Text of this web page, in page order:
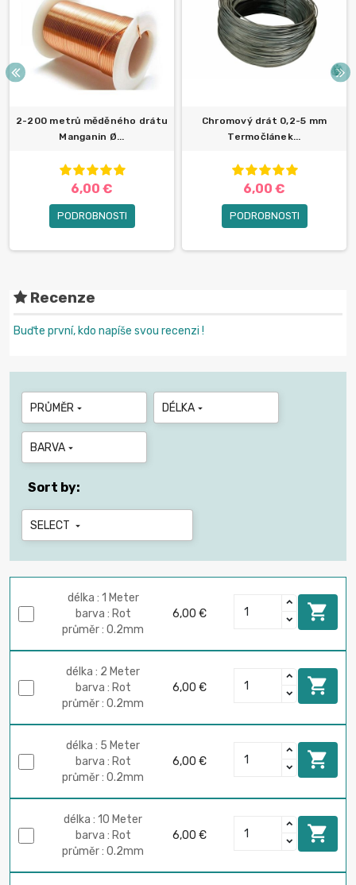
2-200 metrů měděného drátu
Manganin Ø...
6,00 €
PODROBNOSTI
Chromový drát 0,2-5 mm
Termočlánek...
6,00 €
PODROBNOSTI
Recenze
Buďte první, kdo napíše svou recenzi !
PRŮMĚR  DÉLKA 
BARVA 
Sort by:
SELECT 
délka : 1 Meter
barva : Rot
průměr : 0.2mm
6,00 € 
délka : 2 Meter
barva : Rot
průměr : 0.2mm
6,00 € 
délka : 5 Meter
barva : Rot
průměr : 0.2mm
6,00 € 
délka : 10 Meter
barva : Rot
průměr : 0.2mm
6,00 € 